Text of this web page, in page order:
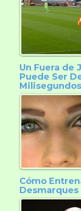
Un Fuera de
Puede Ser
Milisegundos
Cómo